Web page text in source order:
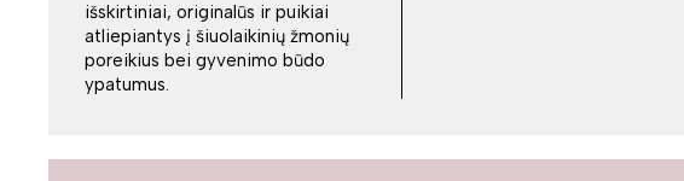
išskirtiniai, originalūs ir puikiai
atliepiantys į šiuolaikinių žmonių
poreikius bei gyvenimo būdo
ypatumus.